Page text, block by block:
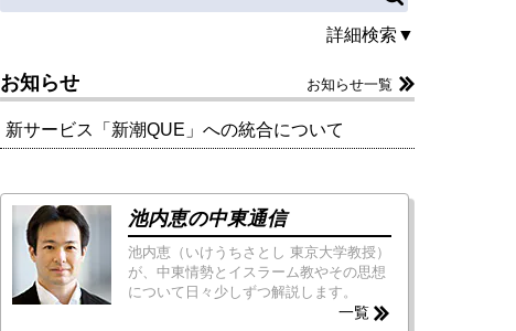
詳細検索▼
お知らせ お知らせ一覧
新サービス「新潮QUE」への統合について
池内恵の中東通信
池内恵（いけうちさとし 東京大学教授）
が、中東情勢とイスラーム教やその思想
について日々少しずつ解説します。
一覧